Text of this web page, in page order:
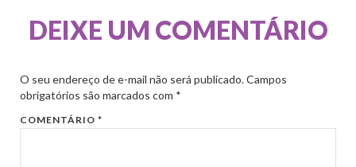
DEIXE UM COMENTÁRIO
O seu endereço de e-mail não será publicado. Campos
obrigatórios são marcados com *
COMENTÁRIO*